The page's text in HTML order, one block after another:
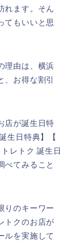
れます。そん
てもいいと思
理由は、横浜
お得な割引
店が誕生日特
生日特典】【
レトク 誕生日
べてみること
りのキーワー
トクのお店が
ルを実施して